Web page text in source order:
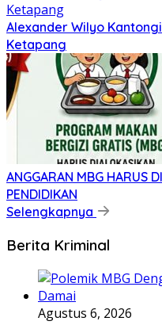
Alexander Wilyo
Ketapang
ANGGARAN MBG HARUS
PENDIDIKAN
Selengkapnya
Berita Kriminal
Agustus 6, 2026